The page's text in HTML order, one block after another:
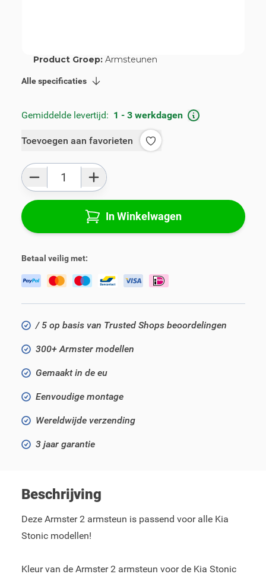
Product Groep: Armsteunen
Alle specificaties
Gemiddelde levertijd: 1 - 3 werkdagen
Toevoegen aan favorieten
Aantal
In Winkelwagen
Betaal veilig met:
/ 5 op basis van Trusted Shops beoordelingen
300+ Armster modellen
Gemaakt in de eu
Eenvoudige montage
Wereldwijde verzending
3 jaar garantie
Beschrijving
Deze Armster 2 armsteun is passend voor alle Kia
Stonic modellen!
Kleur van de Armster 2 armsteun voor de Kia Stonic